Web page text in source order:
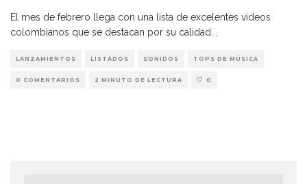
El mes de febrero llega con una lista de excelentes videos
colombianos que se destacan por su calidad
LANZAMIENTOS LISTADOS SONIDOS TOPS DE MÚSICA
0 COMENTARIOS 2 MINUTO DE LECTURA 0